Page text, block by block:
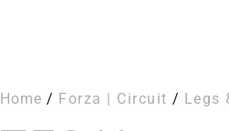
Home / Forza | Circuit / Legs